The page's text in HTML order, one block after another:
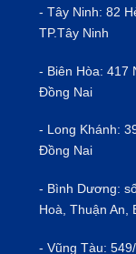
- Tây Ninh: 82
TP.Tây Ninh
- Biên Hòa: 417
Đồng Nai
- Long Khánh:
Đồng Nai
- Bình Dương:
Hoà, Thuận An,
- Vũng Tàu: